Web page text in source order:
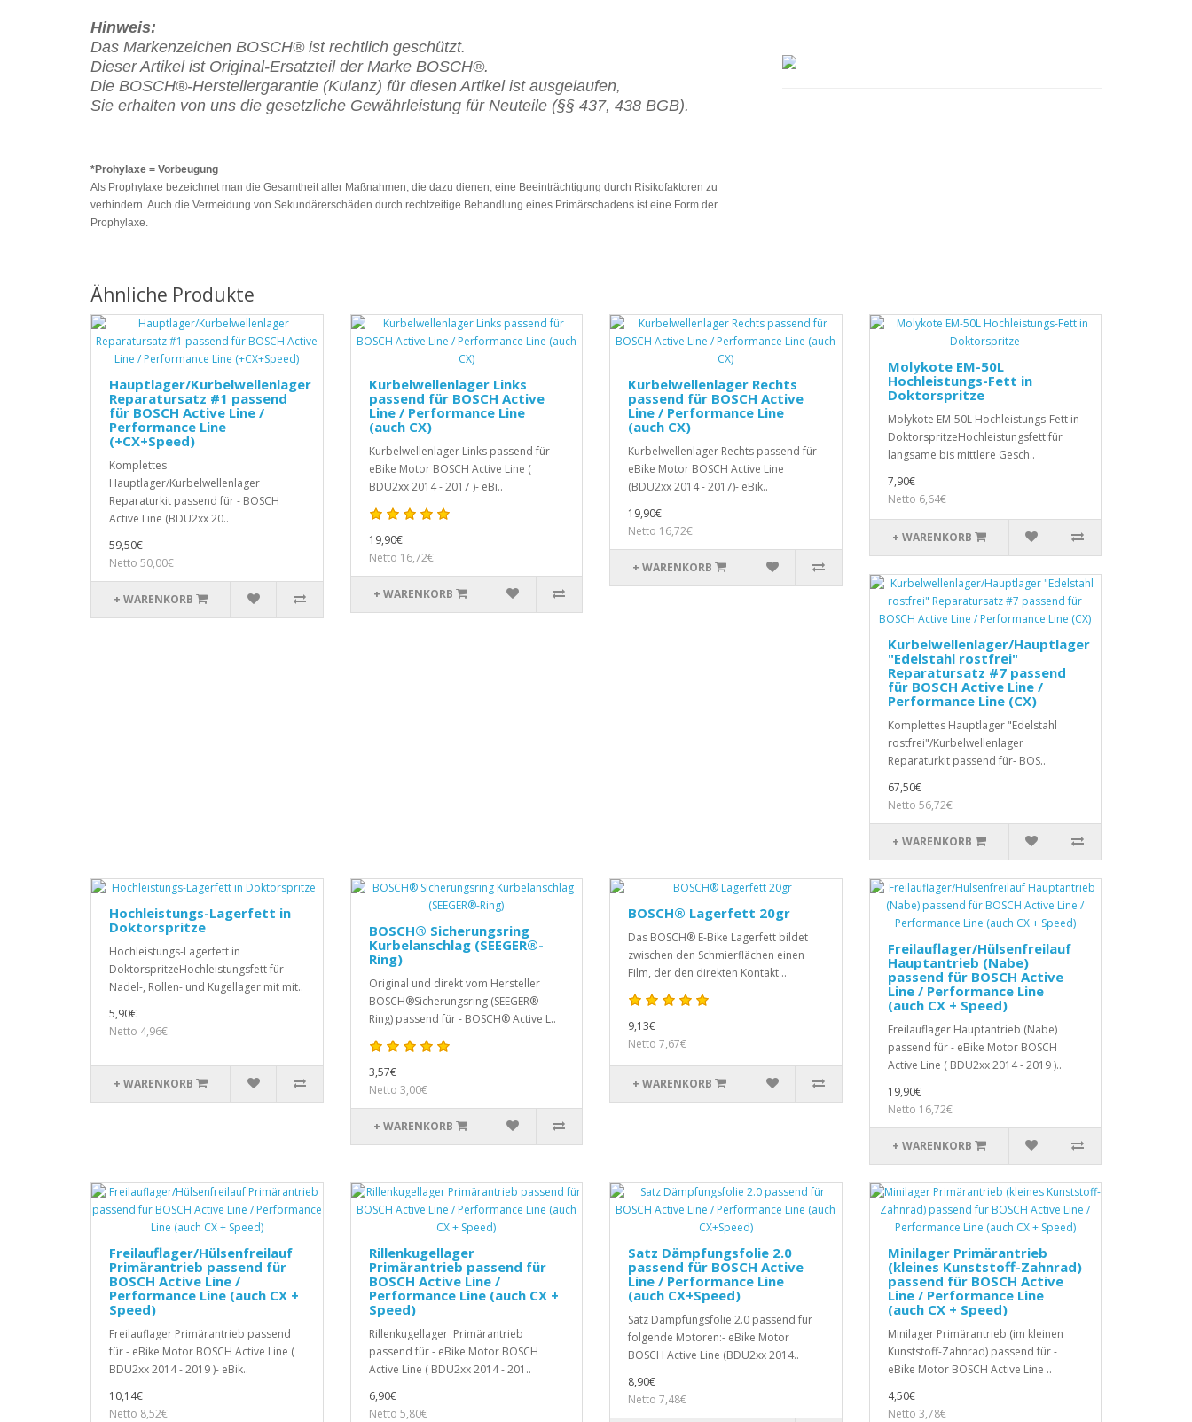
Hinweis:
Das Markenzeichen BOSCH® ist rechtlich geschützt.
Dieser Artikel ist Original-Ersatzteil der Marke BOSCH®.
Die BOSCH®-Herstellergarantie (Kulanz) für diesen Artikel ist ausgelaufen,
Sie erhalten von uns die gesetzliche Gewährleistung für Neuteile (§§ 437, 438 BGB).
*Prohylaxe = Vorbeugung
Als Prophylaxe bezeichnet man die Gesamtheit aller Maßnahmen, die dazu dienen, eine Beeinträchtigung durch Risikofaktoren zu
verhindern. Auch die Vermeidung von Sekundärerschäden durch rechtzeitige Behandlung eines Primärschadens ist eine Form der
Prophylaxe.
Ähnliche Produkte
Hauptlager/Kurbelwellenlager
Reparatursatz #1 passend
für BOSCH Active Line /
Performance Line
(+CX+Speed)
Komplettes
Hauptlager/Kurbelwellenlager
Reparaturkit passend für - BOSCH
Active Line (BDU2xx 20..
59,50€
Netto 50,00€
+ WARENKORB
Kurbelwellenlager Links
passend für BOSCH Active
Line / Performance Line
(auch CX)
Kurbelwellenlager Links passend für -
eBike Motor BOSCH Active Line (
BDU2xx 2014 - 2017 )- eBi..
19,90€
Netto 16,72€
+ WARENKORB
Kurbelwellenlager Rechts
passend für BOSCH Active
Line / Performance Line
(auch CX)
Kurbelwellenlager Rechts passend für -
eBike Motor BOSCH Active Line
(BDU2xx 2014 - 2017)- eBik..
19,90€
Netto 16,72€
+ WARENKORB
Molykote EM-50L
Hochleistungs-Fett in
Doktorspritze
Molykote EM-50L Hochleistungs-Fett in
DoktorspritzeHochleistungsfett für
langsame bis mittlere Gesch..
7,90€
Netto 6,64€
+ WARENKORB
Kurbelwellenlager/Hauptlager
"Edelstahl rostfrei"
Reparatursatz #7 passend
für BOSCH Active Line /
Performance Line (CX)
Komplettes Hauptlager "Edelstahl
rostfrei"/Kurbelwellenlager
Reparaturkit passend für- BOS..
67,50€
Netto 56,72€
+ WARENKORB
Hochleistungs-Lagerfett in
Doktorspritze
Hochleistungs-Lagerfett in
DoktorspritzeHochleistungsfett für
Nadel-, Rollen- und Kugellager mit mit..
5,90€
Netto 4,96€
+ WARENKORB
BOSCH® Sicherungsring
Kurbelanschlag (SEEGER®-
Ring)
Original und direkt vom Hersteller
BOSCH®Sicherungsring (SEEGER®-
Ring) passend für - BOSCH® Active L..
3,57€
Netto 3,00€
+ WARENKORB
BOSCH® Lagerfett 20gr
Das BOSCH® E-Bike Lagerfett bildet
zwischen den Schmierflächen einen
Film, der den direkten Kontakt ..
9,13€
Netto 7,67€
+ WARENKORB
Freilauflager/Hülsenfreilauf
Hauptantrieb (Nabe)
passend für BOSCH Active
Line / Performance Line
(auch CX + Speed)
Freilauflager Hauptantrieb (Nabe)
passend für - eBike Motor BOSCH
Active Line ( BDU2xx 2014 - 2019 )..
19,90€
Netto 16,72€
+ WARENKORB
Freilauflager/Hülsenfreilauf
Primärantrieb passend für
BOSCH Active Line /
Performance Line (auch CX +
Speed)
Freilauflager Primärantrieb passend
für - eBike Motor BOSCH Active Line (
BDU2xx 2014 - 2019 )- eBik..
10,14€
Netto 8,52€
Rillenkugellager
Primärantrieb passend für
BOSCH Active Line /
Performance Line (auch CX +
Speed)
Rillenkugellager Primärantrieb
passend für - eBike Motor BOSCH
Active Line ( BDU2xx 2014 - 201..
6,90€
Netto 5,80€
Satz Dämpfungsfolie 2.0
passend für BOSCH Active
Line / Performance Line
(auch CX+Speed)
Satz Dämpfungsfolie 2.0 passend für
folgende Motoren:- eBike Motor
BOSCH Active Line (BDU2xx 2014..
8,90€
Netto 7,48€
Minilager Primärantrieb
(kleines Kunststoff-Zahnrad)
passend für BOSCH Active
Line / Performance Line
(auch CX + Speed)
Minilager Primärantrieb (im kleinen
Kunststoff-Zahnrad) passend für -
eBike Motor BOSCH Active Line ..
4,50€
Netto 3,78€